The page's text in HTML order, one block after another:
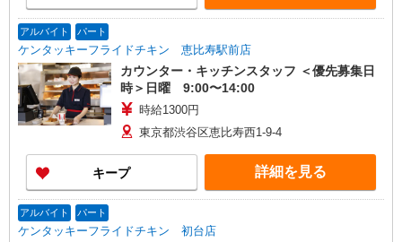
アルバイト パート
ケンタッキーフライドチキン 恵比寿駅前店
カウンター・キッチンスタッフ ＜優先募集日
時＞日曜 9:00〜14:00
時給1300円
東京都渋谷区恵比寿西1-9-4
キープ 詳細を見る
アルバイト パート
ケンタッキーフライドチキン 初台店